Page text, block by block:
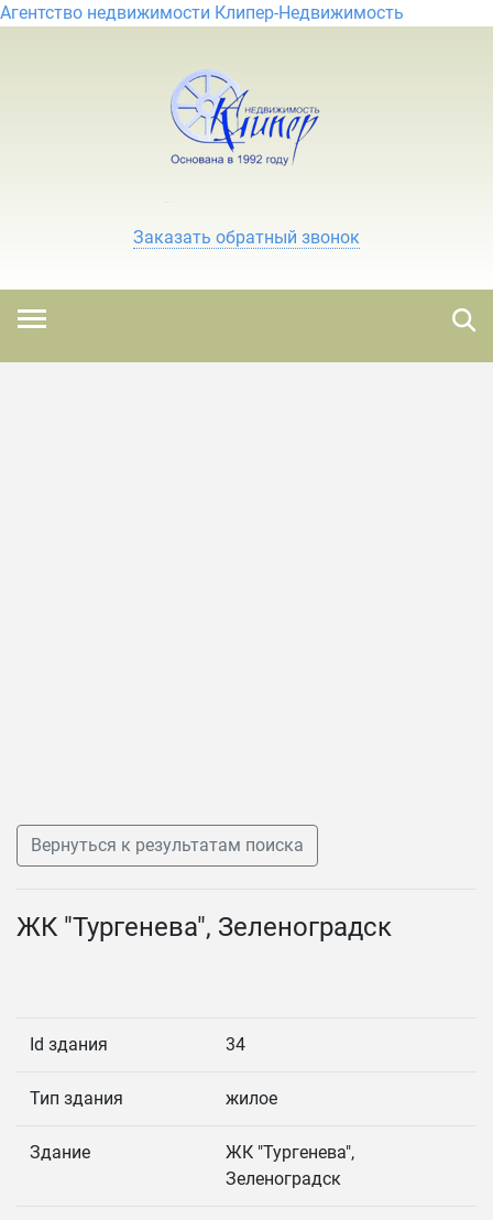
Агентство недвижимости Клипер-Недвижимость
Заказать обратный звонок
Вернуться к результатам поиска
ЖК "Тургенева", Зеленоградск
Id здания 34
Тип здания жилое
Здание
ЖК "Тургенева",
Зеленоградск